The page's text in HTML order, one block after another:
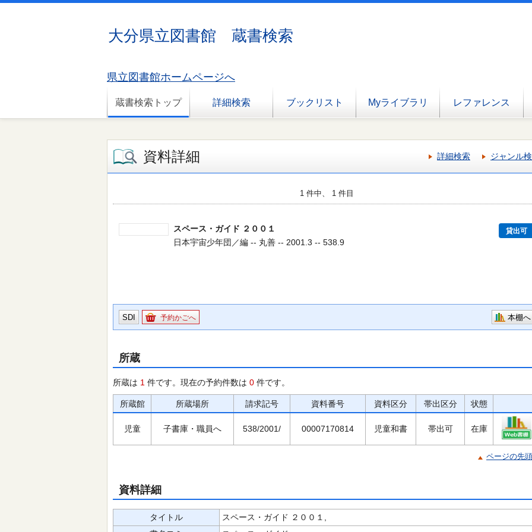
大分県立図書館 蔵書検索
県立図書館ホームページへ
蔵書検索トップ 詳細検索 ブックリスト Myライブラリ レファレンス
資料詳細 詳細検索 ジャンル
1 件中、 1 件目
スペース・ガイド ２００１ 貸出可
日本宇宙少年団／編 -- 丸善 -- 2001.3 -- 538.9
SDI 予約かごへ 本棚へ
所蔵
所蔵は 1 件です。現在の予約件数は 0 件です。
所蔵館 所蔵場所 請求記号 資料番号 資料区分 帯出区分 状態
児童 子書庫・職員へ 538/2001/ 00007170814 児童和書 帯出可 在庫
ページの先
資料詳細
タイトル
スペース・ガイド ２００１,